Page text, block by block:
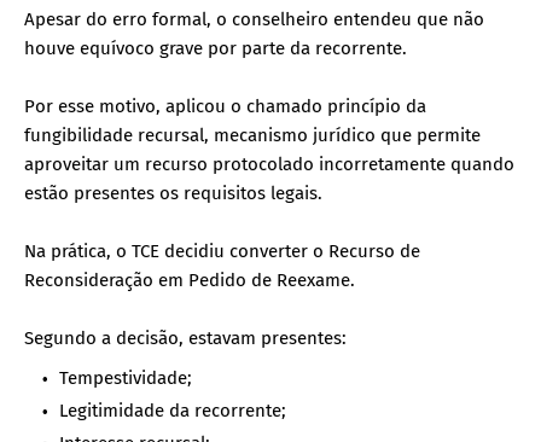
Apesar do erro formal, o conselheiro entendeu que não
houve equívoco grave por parte da recorrente.
Por esse motivo, aplicou o chamado princípio da
fungibilidade recursal, mecanismo jurídico que permite
aproveitar um recurso protocolado incorretamente quando
estão presentes os requisitos legais.
Na prática, o TCE decidiu converter o Recurso de
Reconsideração em Pedido de Reexame.
Segundo a decisão, estavam presentes:
Tempestividade;
Legitimidade da recorrente;